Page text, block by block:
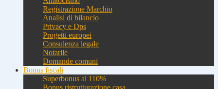
Registrazione Marchio
Analisi di bilancio
Privacy e Dps
Progetti europei
Consulenza legale
Notarile
Domande comuni
Bonus fiscali
Superbonus al 110%
Bonus ristrutturazione casa